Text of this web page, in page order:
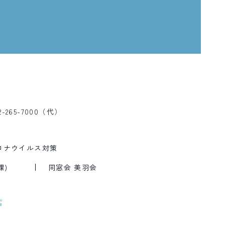
265-7000（代）
ナウイルス対策
)
同窓会 美羽会